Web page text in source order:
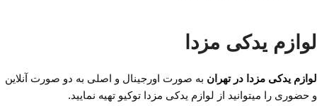
،مجتمع تجاری سپهر،طبقه
ساعت کار فروشگاهروزهای
رسمی ساعت 9 الی 19 پنجشنبه
ساعت کار فروشگاه
لوازم یدکی مزدا
لوازم یدکی مزدا در تهران به صورت اورجینال و اصلی به دو صورت آنلاین
و حضوری را میتوانید از لوازم یدکی مزدا توکیو تهیه نمایید.